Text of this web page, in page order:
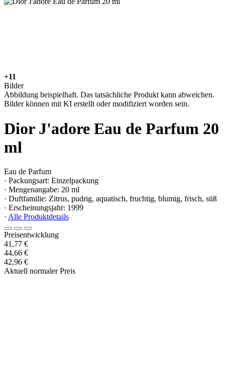
+11
Bilder
Abbildung beispielhaft. Das tatsächliche Produkt kann abweichen.
Bilder können mit KI erstellt oder modifiziert worden sein.
Dior J'adore Eau de Parfum 20
ml
Eau de Parfum
· Packungsart: Einzelpackung
· Mengenangabe: 20 ml
· Duftfamilie: Zitrus, pudrig, aquatisch, fruchtig, blumig, frisch, süß
· Erscheinungsjahr: 1999
· Alle Produktdetails
Preisentwicklung
41,77 €
44,66 €
42,96 €
Aktuell normaler Preis